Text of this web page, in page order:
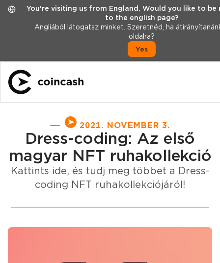
You're visiting us from England. Would you like to be
to the english page?
Angliából látogatsz minket. Szeretnéd, ha
oldalra?
Yes
2021. NOVEMBER 3.
Dress-coding: Az első
magyar NFT ruhakollekció
Kattints ide, és tudj meg többet a Dress-
coding NFT ruhakollekciójáról!